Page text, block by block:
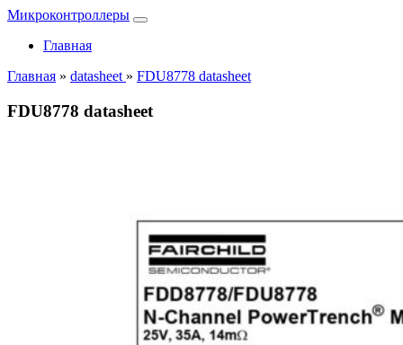
Микроконтроллеры
Главная
Главная » datasheet » FDU8778 datasheet
FDU8778 datasheet